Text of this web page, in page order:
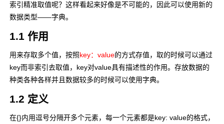
索引精准取值呢？这样看起来好像是不可能的，因此可以使用新的
数据类型——字典。
1.1 作用
用来存取多个值，按照key：value的方式存值，取的时候可以通过
key而非索引去取值，key对value具有描述性的作用。存放数据的
种类各种各样并且数据较多的时候可以使用字典。
1.2 定义
在{}内用逗号分隔开多个元素，每一个元素都是key: value的格式，